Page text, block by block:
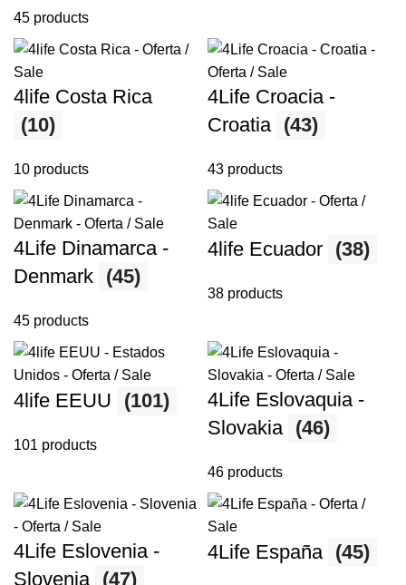
45 products
4life Costa Rica
(10)
10 products
4Life Croacia -
Croatia (43)
43 products
4Life Dinamarca -
Denmark (45)
45 products
4life Ecuador (38)
38 products
4life EEUU (101)
101 products
4Life Eslovaquia -
Slovakia (46)
46 products
4Life Eslovenia -
Slovenia (47)
4Life España (45)